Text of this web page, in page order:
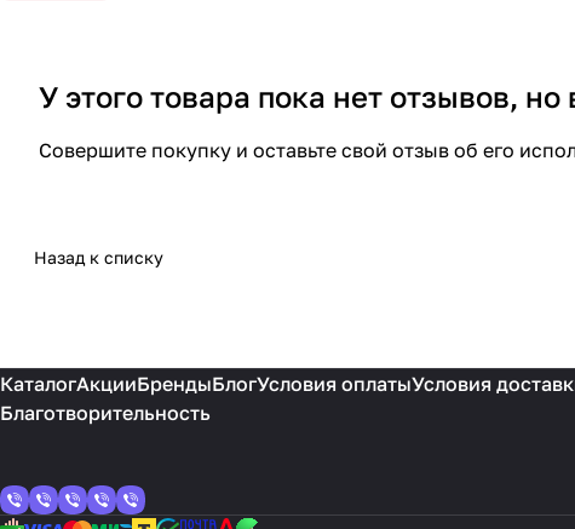
У этого товара пока нет отзывов,
Совершите покупку и оставьте свой отзыв об его
Назад к списку
КаталогАкцииБрендыБлогУсловия оплатыУсловия
Благотворительность